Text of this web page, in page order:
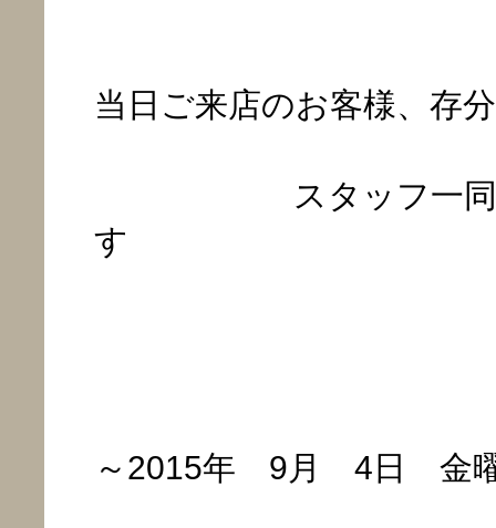
当日ご来店のお客様、存
スタッフ一同心よ
す
～2015年 9月 4日 金